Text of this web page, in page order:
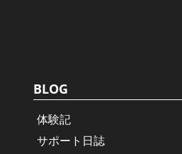
BLOG
体験記
サポート日誌